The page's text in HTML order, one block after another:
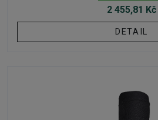
2 455,81 Kč
DETAIL